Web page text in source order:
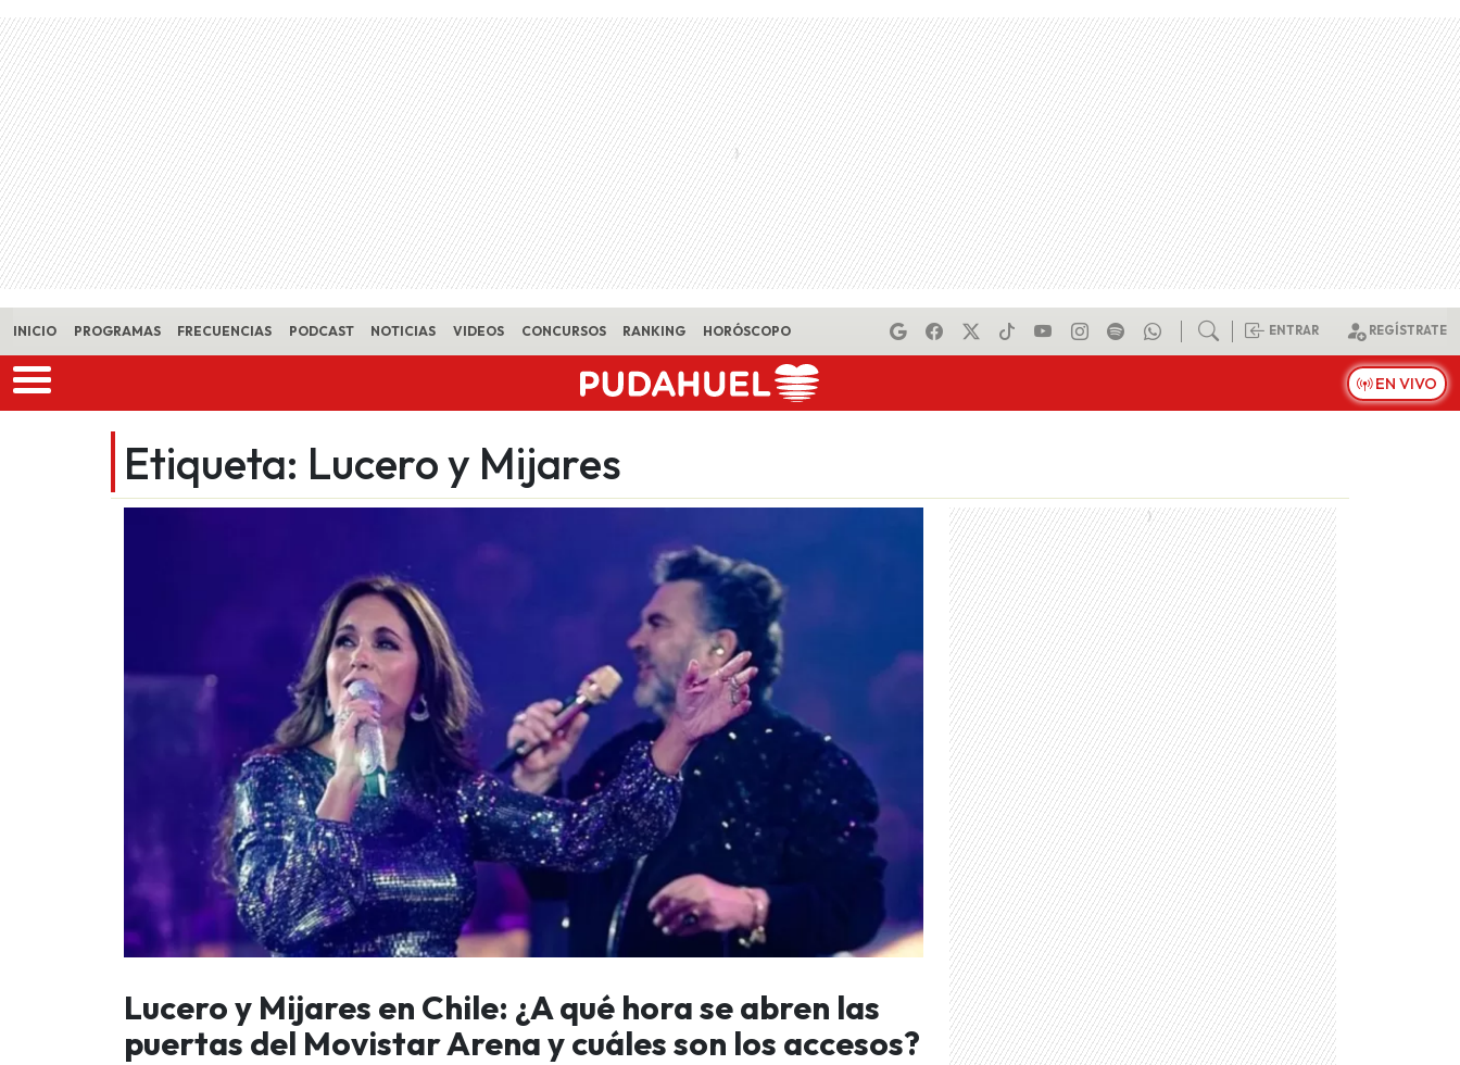
Skip to main content
INICIO PROGRAMAS FRECUENCIAS PODCAST NOTICIAS VIDEOS CONCURSOS RANKING HORÓSCOPO ENTRAR REGÍSTRATE
EN VIVO
Etiqueta: Lucero y Mijares
Lucero y Mijares en Chile: ¿A qué hora se abren las
puertas del Movistar Arena y cuáles son los accesos?